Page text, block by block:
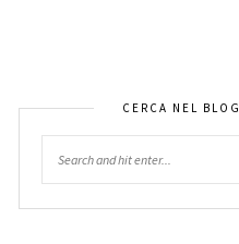
CERCA NEL BLOG